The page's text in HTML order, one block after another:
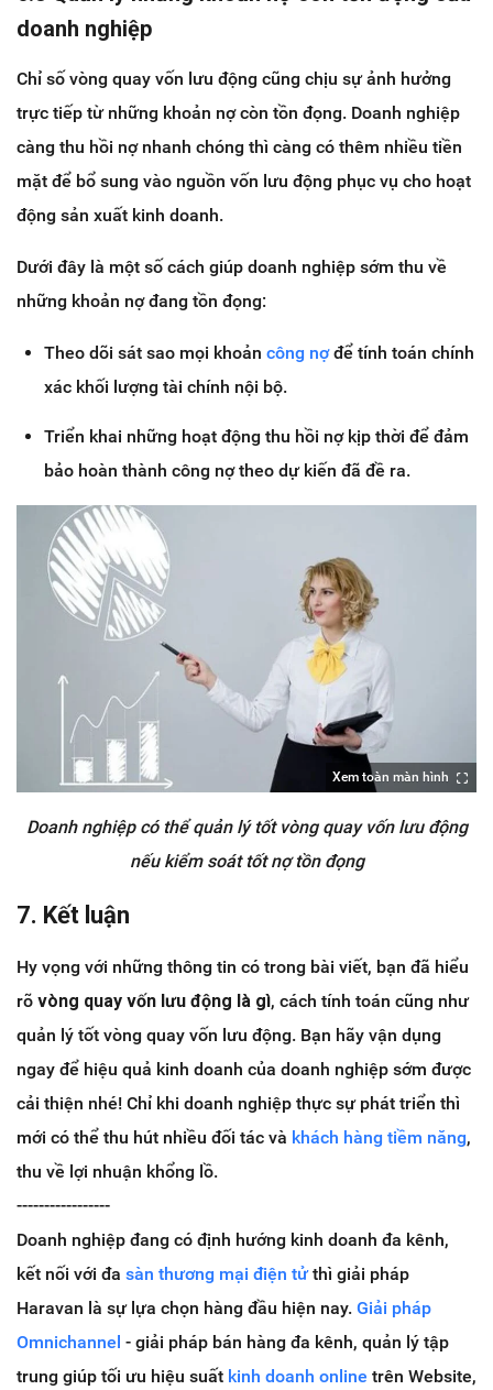
doanh nghiệp
Chỉ số vòng quay vốn lưu động cũng chịu sự ảnh hưởng
trực tiếp từ những khoản nợ còn tồn đọng. Doanh nghiệp
càng thu hồi nợ nhanh chóng thì càng có thêm nhiều tiền
mặt để bổ sung vào nguồn vốn lưu động phục vụ cho hoạt
động sản xuất kinh doanh.
Dưới đây là một số cách giúp doanh nghiệp sớm thu về
những khoản nợ đang tồn đọng:
Theo dõi sát sao mọi khoản công nợđể tính toán chính
xác khối lượng tài chính nội bộ.
Triển khai những hoạt động thu hồi nợ kịp thời để đảm
bảo hoàn thành công nợ theo dự kiến đã đề ra.
Xem toàn màn hình
Doanh nghiệp có thể quản lý tốt vòng quay vốn lưu động
nếu kiểm soát tốt nợ tồn đọng
7. Kết luận
Hy vọng với những thông tin có trong bài viết, bạn đã hiểu
rõ vòng quay vốn lưu động là gì, cách tính toán cũng như
quản lý tốt vòng quay vốn lưu động. Bạn hãy vận dụng
ngay để hiệu quả kinh doanh của doanh nghiệp sớm được
cải thiện nhé! Chỉ khi doanh nghiệp thực sự phát triển thì
mới có thể thu hút nhiều đối tác và khách hàng tiềm năng,
thu về lợi nhuận khổng lồ.
-----------------
Doanh nghiệp đang có định hướng kinh doanh đa kênh,
kết nối với đa sàn thương mại điện tửthì giải pháp
Haravan là sự lựa chọn hàng đầu hiện nay. Giải pháp
Omnichannel - giải pháp bán hàng đa kênh, quản lý tập
trung giúp tối ưu hiệu suất kinh doanh online trên Website,